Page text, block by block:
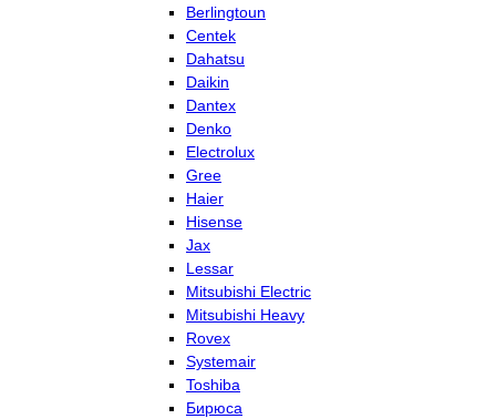
Berlingtoun
Centek
Dahatsu
Daikin
Dantex
Denko
Electrolux
Gree
Haier
Hisense
Jax
Lessar
Mitsubishi Electric
Mitsubishi Heavy
Rovex
Systemair
Toshiba
Бирюса